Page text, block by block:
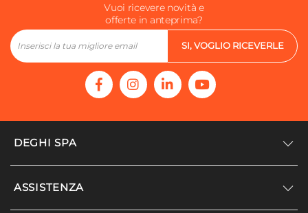
Piletta
Non inclusa
Caratteristiche
Staffe non incluse
Vuoi ricevere novità e
offerte in anteprima?
SI, VOGLIO RICEVERLE
DEGHI SPA
Accedi/Registrati
ASSISTENZA